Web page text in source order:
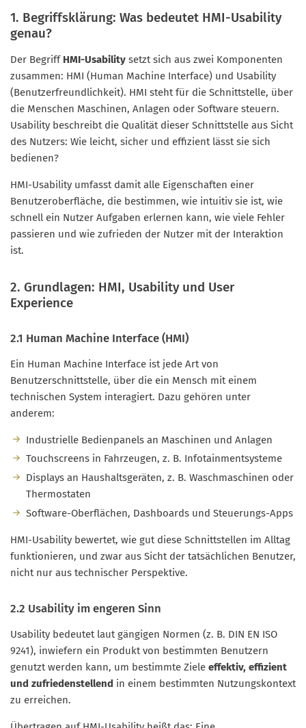
1. Begriffsklärung: Was bedeutet HMI-Usability
genau?
Der Begriff HMI-Usability setzt sich aus zwei Komponenten
zusammen: HMI (Human Machine Interface) und Usability
(Benutzerfreundlichkeit). HMI steht für die Schnittstelle, über
die Menschen Maschinen, Anlagen oder Software steuern.
Usability beschreibt die Qualität dieser Schnittstelle aus Sicht
des Nutzers: Wie leicht, sicher und effizient lässt sie sich
bedienen?
HMI-Usability umfasst damit alle Eigenschaften einer
Benutzeroberfläche, die bestimmen, wie intuitiv sie ist, wie
schnell ein Nutzer Aufgaben erlernen kann, wie viele Fehler
passieren und wie zufrieden der Nutzer mit der Interaktion
ist.
2. Grundlagen: HMI, Usability und User
Experience
2.1 Human Machine Interface (HMI)
Ein Human Machine Interface ist jede Art von
Benutzerschnittstelle, über die ein Mensch mit einem
technischen System interagiert. Dazu gehören unter
anderem:
Industrielle Bedienpanels an Maschinen und Anlagen
Touchscreens in Fahrzeugen, z. B. Infotainmentsysteme
Displays an Haushaltsgeräten, z. B. Waschmaschinen oder
Thermostaten
Software-Oberflächen, Dashboards und Steuerungs-Apps
HMI-Usability bewertet, wie gut diese Schnittstellen im Alltag
funktionieren, und zwar aus Sicht der tatsächlichen Benutzer,
nicht nur aus technischer Perspektive.
2.2 Usability im engeren Sinn
Usability bedeutet laut gängigen Normen (z. B. DIN EN ISO
9241), inwiefern ein Produkt von bestimmten Benutzern
genutzt werden kann, um bestimmte Ziele effektiv, effizient
und zufriedenstellend in einem bestimmten Nutzungskontext
zu erreichen.